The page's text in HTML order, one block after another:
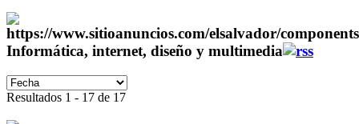
Informática, internet, diseño y multimedia
Resultados 1 - 17 de 17